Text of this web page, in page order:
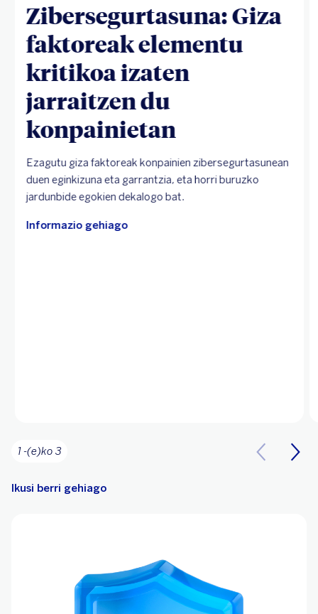
Zibersegurtasuna: Giza
faktoreak elementu
kritikoa izaten
jarraitzen du
konpainietan
Ezagutu giza faktoreak konpainien zibersegurtasunean
duen eginkizuna eta garrantzia, eta horri buruzko
jardunbide egokien dekalogo bat.
Informazio gehiago
1 -(e)ko 3
Ikusi berri gehiago